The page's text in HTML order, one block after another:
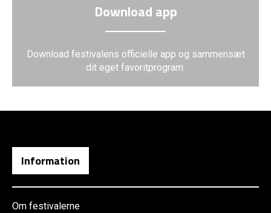
Download app
Download festivalens officielle app og sammensæt
dit eget favoritprogram.
Information
Om festivalerne